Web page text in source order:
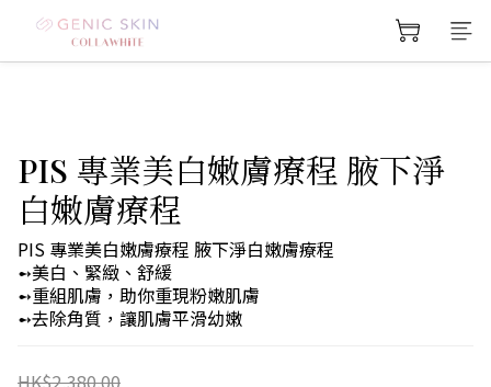
PIS 專業美白嫩膚療程 腋下淨
白嫩膚療程
PIS 專業美白嫩膚療程 腋下淨白嫩膚療程
➻美白、緊緻、舒緩
➻重組肌膚，助你重現粉嫩肌膚
➻去除角質，讓肌膚平滑幼嫩
HK$2,380.00